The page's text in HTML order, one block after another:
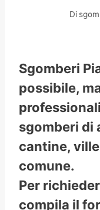
Di
Sgomberi
possibile,
sgomberi di
cantine,
comune.
Per
compila il